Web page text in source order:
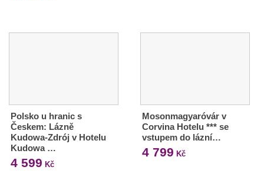
Polsko u hranic s
Českem: Lázně
Kudowa-Zdrój v Hotelu
Kudowa …
4 599 Kč
Mosonmagyaróvár v
Corvina Hotelu *** se
vstupem do lázní…
4 799 Kč